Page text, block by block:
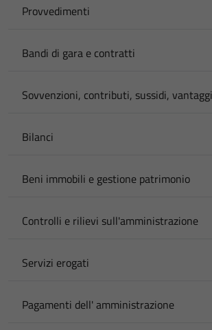
Provvedimenti
Bandi di gara e contratti
Sovvenzioni, contributi, sussidi,
Bilanci
Beni immobili e gestione patrimonio
Controlli e rilievi sull'amministrazione
Servizi erogati
Pagamenti dell' amministrazione